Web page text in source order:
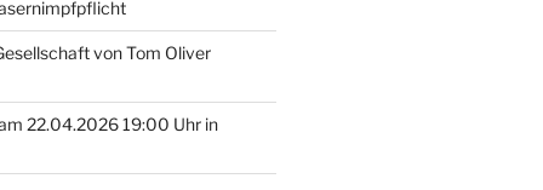
von Tom Oliver
22.04.2026 19:00 Uhr in